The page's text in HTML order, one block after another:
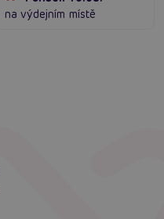
na výdejním místě